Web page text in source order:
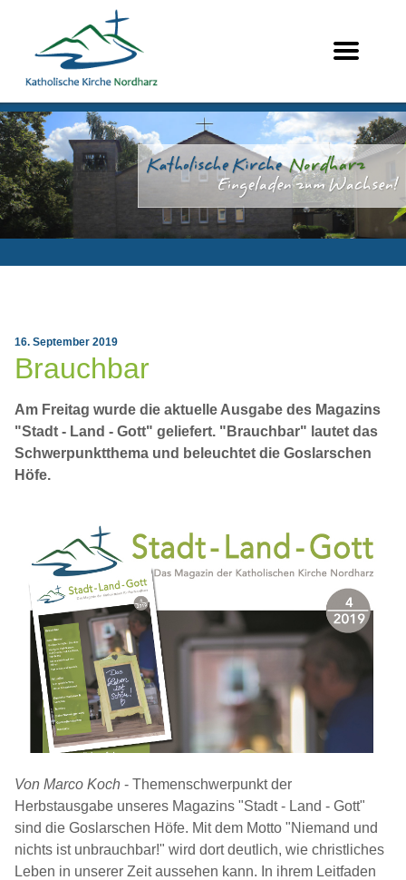
16. September 2019
Brauchbar
Am Freitag wurde die aktuelle Ausgabe des Magazins
"Stadt - Land - Gott" geliefert. "Brauchbar" lautet das
Schwerpunktthema und beleuchtet die Goslarschen
Höfe.
Von Marco Koch - Themenschwerpunkt der
Herbstausgabe unseres Magazins "Stadt - Land - Gott"
sind die Goslarschen Höfe. Mit dem Motto "Niemand und
nichts ist unbrauchbar!" wird dort deutlich, wie christliches
Leben in unserer Zeit aussehen kann. In ihrem Leitfaden